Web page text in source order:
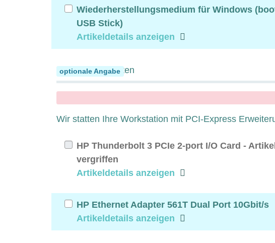
Wiederherstellungsmedium für Windows
USB Stick)
Artikeldetails anzeigen
Erweiterungskarten
optionale Angabe
x
Wir statten Ihre Workstation mit PCI-Express
HP Thunderbolt 3 PCIe 2-port I/O Card -
vergriffen
Artikeldetails anzeigen
HP Ethernet Adapter 561T Dual Port 10Gbit/s
Artikeldetails anzeigen